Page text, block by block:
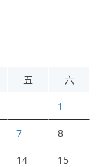
五 六
1
7 8
14 15